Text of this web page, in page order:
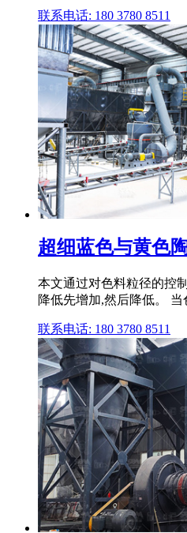
联系电话: 180 3780 8511
超细蓝色与黄色
本文通过对色料粒径的控
降低先增加,然后降低。
联系电话: 180 3780 8511